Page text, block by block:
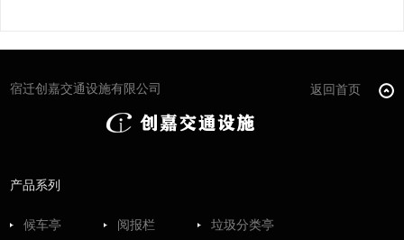
宿迁创嘉交通设施有限公司 返回首页
产品系列
候车亭 阅报栏 垃圾分类亭